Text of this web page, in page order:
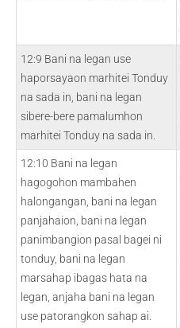
12:9 Bani na legan use
haporsayaon marhitei Tonduy
na sada in, bani na legan
sibere-bere pamalumhon
marhitei Tonduy na sada in.
12:10 Bani na legan
hagogohon mambahen
halongangan, bani na legan
panjahaion, bani na legan
panimbangion pasal bagei ni
tonduy, bani na legan
marsahap ibagas hata na
legan, anjaha bani na legan
use patorangkon sahap ai.